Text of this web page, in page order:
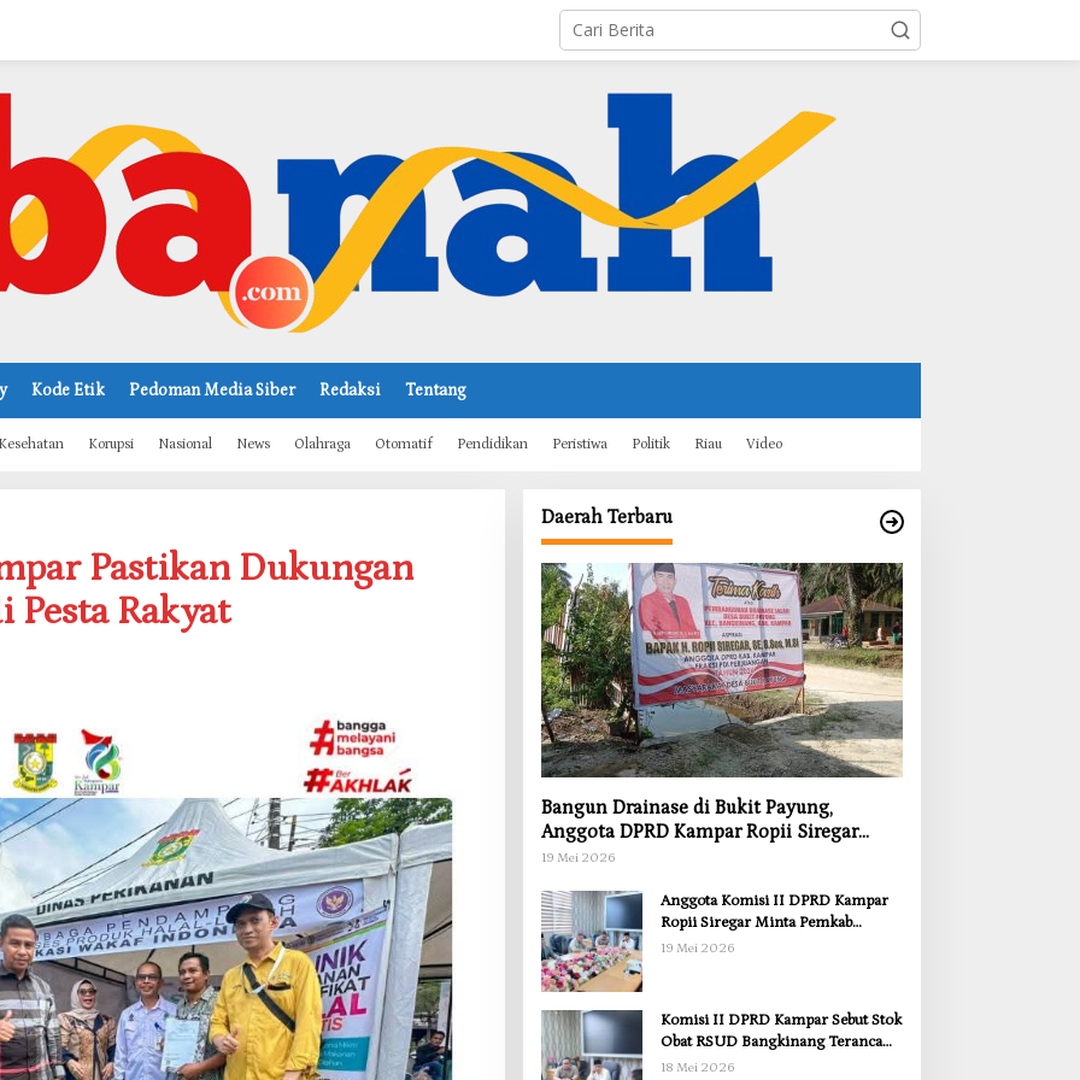
Kode Etik Pedoman Media Siber Redaksi Tentang
Kesehatan Korupsi Nasional News Olahraga Otomatif Pendidikan Peristiwa Politik Riau Video
Pastikan Dukungan
Rakyat
Daerah Terbaru
Bangun Drainase di Bukit Payung,
Anggota DPRD Kampar Ropii Siregar
Dorong Infrastruktur yang Menyentuh
19 Mei 2026
Anggota Komisi II DPRD Kampar
Ropii Siregar Minta Pemkab
Bergerak Cepat Atasi Ancaman
19 Mei 2026
Komisi II DPRD Kampar Sebut Stok
Obat RSUD Bangkinang Terancam
Habis Juli 2026
18 Mei 2026